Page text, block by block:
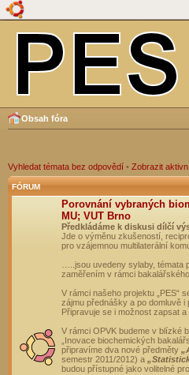
Obsah fóra
Vyhledat témata bez odpovědí • Zobrazit
FÓRUM
Porovnání vybraných
MU; VUT Brno
Předkládáme k diskusi dílčí
Jde o výměnu zkušeností,
pro vzájemnou multilaterální
…..jsou uvedeny sylaby,
zaměřením v rámci
V rámci našeho projektu „PES“
zájmu přednášky a po domluvě
Připravuje se i možnost zapsat
V rámci OPVK budeme v blízké
„Inovace biochemických
připravíme dva nové předměty
semestr 2011/2012) a
budou přístupné jako volitelné